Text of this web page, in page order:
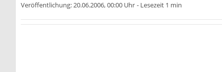
Veröffentlichung:20.06.2006, 00:00 Uhr - Lesezeit 1 min